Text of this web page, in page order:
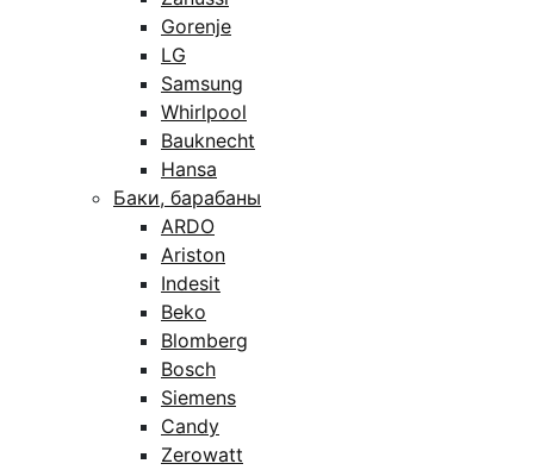
Gorenje
LG
Samsung
Whirlpool
Bauknecht
Hansa
Баки, барабаны
ARDO
Ariston
Indesit
Beko
Blomberg
Bosch
Siemens
Candy
Zerowatt